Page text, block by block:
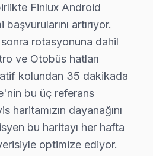
Servis: Bölge Bilgisi
nüfusu barındıran
Finlux teknik desteği
Anakart Profesyonel Servis ve
ünitesi'niz
teknisyen Finlux panel
orijinal parça kullanıyoruz.
Finlux Android
artırıyor.
rotasyonuna dahil
ve Otobüs hatları
kolundan 35 dakikada
bu üç referans
haritamızın dayanağını
bu haritayı her hafta
optimize ediyor.